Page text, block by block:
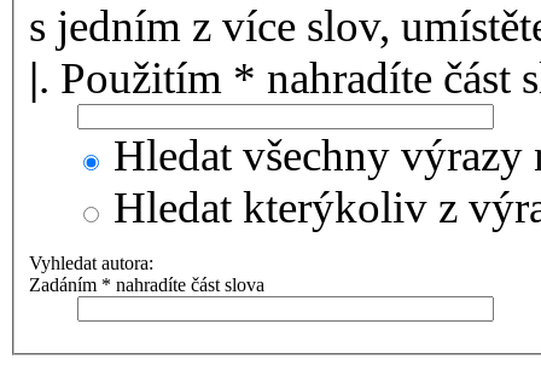
s jedním z více slov,
|. Použitím * nahradíte část
Hledat všechny výrazy
Hledat kterýkoliv z
Vyhledat autora:
Zadáním * nahradíte část slova